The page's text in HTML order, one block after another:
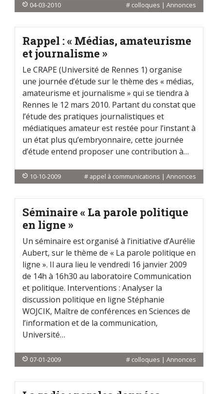
04-03-2010 # colloques | Annonces
Rappel : « Médias, amateurisme
et journalisme »
Le CRAPE (Université de Rennes 1) organise
une journée d’étude sur le thème des « médias,
amateurisme et journalisme » qui se tiendra à
Rennes le 12 mars 2010. Partant du constat que
l’étude des pratiques journalistiques et
médiatiques amateur est restée pour l’instant à
un état plus qu’embryonnaire, cette journée
d’étude entend proposer une contribution à…
10-10-2009 # appel à communications | Annonces
Séminaire « La parole politique
en ligne »
Un séminaire est organisé à l’initiative d’Aurélie
Aubert, sur le thème de « La parole politique en
ligne ». Il aura lieu le vendredi 16 janvier 2009
de 14h à 16h30 au laboratoire Communication
et politique. Interventions : Analyser la
discussion politique en ligne Stéphanie
WOJCIK, Maître de conférences en Sciences de
l’information et de la communication,
Université…
07-01-2009 # colloques | Annonces